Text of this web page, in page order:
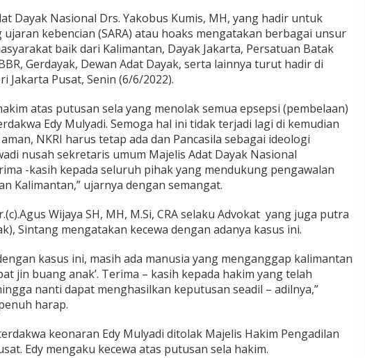
Dayak Nasional Drs. Yakobus Kumis, MH, yang hadir untuk
ujaran kebencian (SARA) atau hoaks mengatakan berbagai unsur
baik dari Kalimantan, Dayak Jakarta, Persatuan Batak
Gerdayak, Dewan Adat Dayak, serta lainnya turut hadir di
Jakarta Pusat, Senin (6/6/2022).
atas putusan sela yang menolak semua epsepsi (pembelaan)
Edy Mulyadi. Semoga hal ini tidak terjadi lagi di kemudian
NKRI harus tetap ada dan Pancasila sebagai ideologi
nusah sekretaris umum Majelis Adat Dayak Nasional
-kasih kepada seluruh pihak yang mendukung pengawalan
Kalimantan,” ujarnya dengan semangat.
Wijaya SH, MH, M.Si, CRA selaku Advokat yang juga putra
Sintang mengatakan kecewa dengan adanya kasus ini.
kasus ini, masih ada manusia yang menganggap kalimantan
jin buang anak’. Terima – kasih kepada hakim yang telah
nanti dapat menghasilkan keputusan seadil – adilnya,”
harap.
keonaran Edy Mulyadi ditolak Majelis Hakim Pengadilan
Edy mengaku kecewa atas putusan sela hakim.